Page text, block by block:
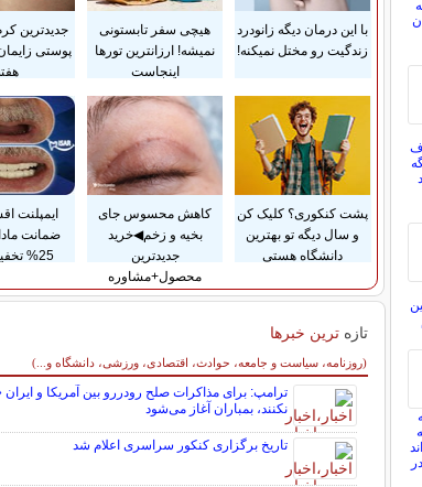
با این درمان دیگه زانودرد
زندگیت رو مختل نمیکنه!
هیچی سفر تابستونی
نمیشه! ارزانترین تورها
اینجاست
جدیدترین
پشت کنکوری؟ کلیک کن
و سال دیگه تو بهترین
دانشگاه هستی
کاهش محسوس جای
بخیه و زخم◀خرید
جدیدترین
محصول+مشاوره
ایمپلنت
ضمانت
25% تخفیف ویژه
تازه ترین خبرها
(روزنامه، سیاست و جامعه، حوادث، اقتصادی، ورزشی، دانشگاه و...)
سایر خبرهای داغ
ترامپ: برای مذاکرات صلح رودررو بین آمریکا و
نکنند، بمباران آغاز می‌شود
تاریخ برگزاری کنکور سراسری اعلام شد